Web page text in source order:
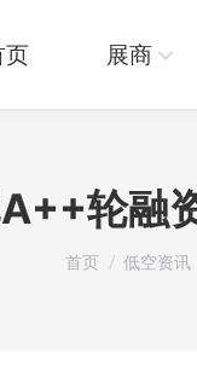
页 展商
轮融
您在这里：
首页 低空资讯
商 观众